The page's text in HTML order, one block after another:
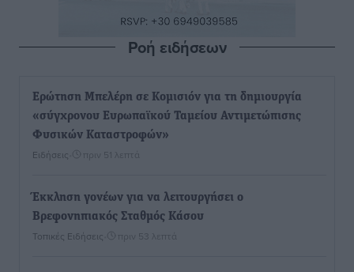
Ροή ειδήσεων
Ερώτηση Μπελέρη σε Κομισιόν για τη δημιουργία
«σύγχρονου Ευρωπαϊκού Ταμείου Αντιμετώπισης
Φυσικών Καταστροφών»
Ειδήσεις πριν 51 λεπτά
Έκκληση γονέων για να λειτουργήσει ο
Βρεφονηπιακός Σταθμός Κάσου
Τοπικές Ειδήσεις πριν 53 λεπτά